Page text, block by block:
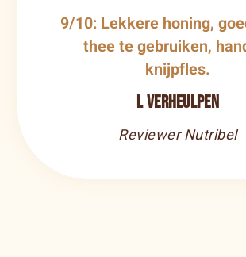
9/10: Lekkere honing,
thee te gebruiken,
knijpfles.
I. Verheulpen
Reviewer Nutribel